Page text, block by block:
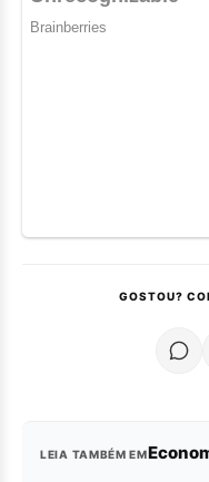
GOSTOU?
LEIA TAMBÉM EM